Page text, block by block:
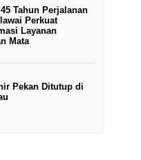
Tahun Perjalanan
Perkuat
Layanan
Mata
Pekan Ditutup di